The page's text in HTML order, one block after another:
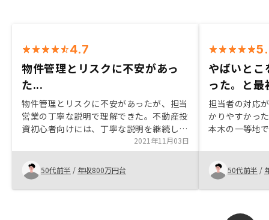
4.7
物件管理とリスクに不安があっ
た...
物件管理とリスクに不安があったが、担当
営業の丁寧な説明で理解できた。不動産投
資初心者向けには、丁寧な説明を継続して
2021年11月03日
50代前半 / 年収800万円台
やばいとこ
った。と
担当者の対応
かりやすかっ
本木の一等地
ンストップサ
リニューアル
しているとの
た。
50代前半 /